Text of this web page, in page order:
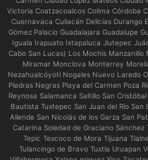
Victoria Coatzacoalcos Colima Córdoba
Cuernavaca Culiacán Delicias Durango
Gómez Palacio Guadalajara Guadalupe
Iguala Irapuato Ixtapaluca Jiutepec
Cabo San Lucas) Los Mochis
Miramar Monclova Monterrey
Nezahualcóyotl Nogales Nuevo Laredo
Piedras Negras Playa del Carmen Poza
Reynosa Salamanca Saltillo San
Bautista Tuxtepec San Juan del Río San
Allende San Nicolás de los Garza San
Catarina Soledad de Graciano Sánchez
Tepic Texcoco de Mora Tijuana
Tulancingo de Bravo Tuxtla Uruapan